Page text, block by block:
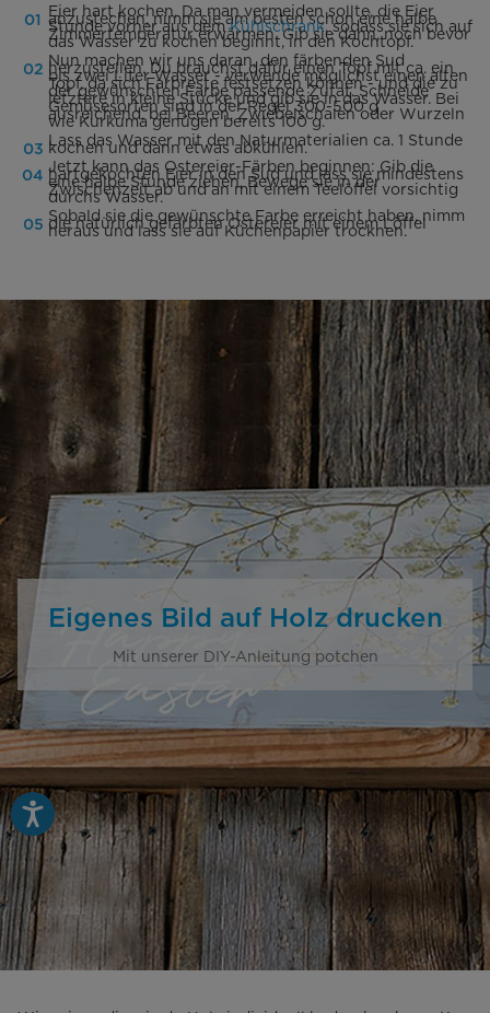
Eier hart kochen. Da man vermeiden sollte, die Eier
anzustechen, nimm sie am besten schon eine halbe
Stunde vorher aus demKühlschrank, sodass sie sich auf
Zimmertemperatur erwärmen. Gib sie dann, noch bevor
das Wasser zu kochen beginnt, in den Kochtopf.
Nun machen wir uns daran, den färbenden Sud
herzustellen. Du brauchst dafür einen Topf mit ca. ein
bis zwei Liter Wasser - verwende möglichst einen alten
Topf, da sich Farbreste festsetzen können - und die zu
der gewünschten Farbe passende Zutat. Schneide
letztere in kleine Stücke und gib sie in das Wasser. Bei
Gemüsesorten sind in der Regel 300-500 g
ausreichend, bei Beeren, Zwiebelschalen oder Wurzeln
wie Kurkuma genügen bereits 100 g.
Lass das Wasser mit den Naturmaterialien ca. 1 Stunde
kochen und dann etwas abkühlen.
Jetzt kann das Ostereier-Färben beginnen: Gib die
hartgekochten Eier in den Sud und lass sie mindestens
eine halbe Stunde ziehen. Bewege sie in der
Zwischenzeit ab und an mit einem Teelöffel vorsichtig
durchs Wasser.
Sobald sie die gewünschte Farbe erreicht haben, nimm
die natürlich gefärbten Ostereier mit einem Löffel
heraus und lass sie auf Küchenpapier trocknen.
Eigenes Bild auf Holz drucken
Mit unserer DIY-Anleitung potchen